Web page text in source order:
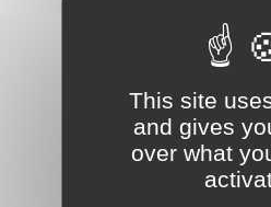
This site
and gives
over what